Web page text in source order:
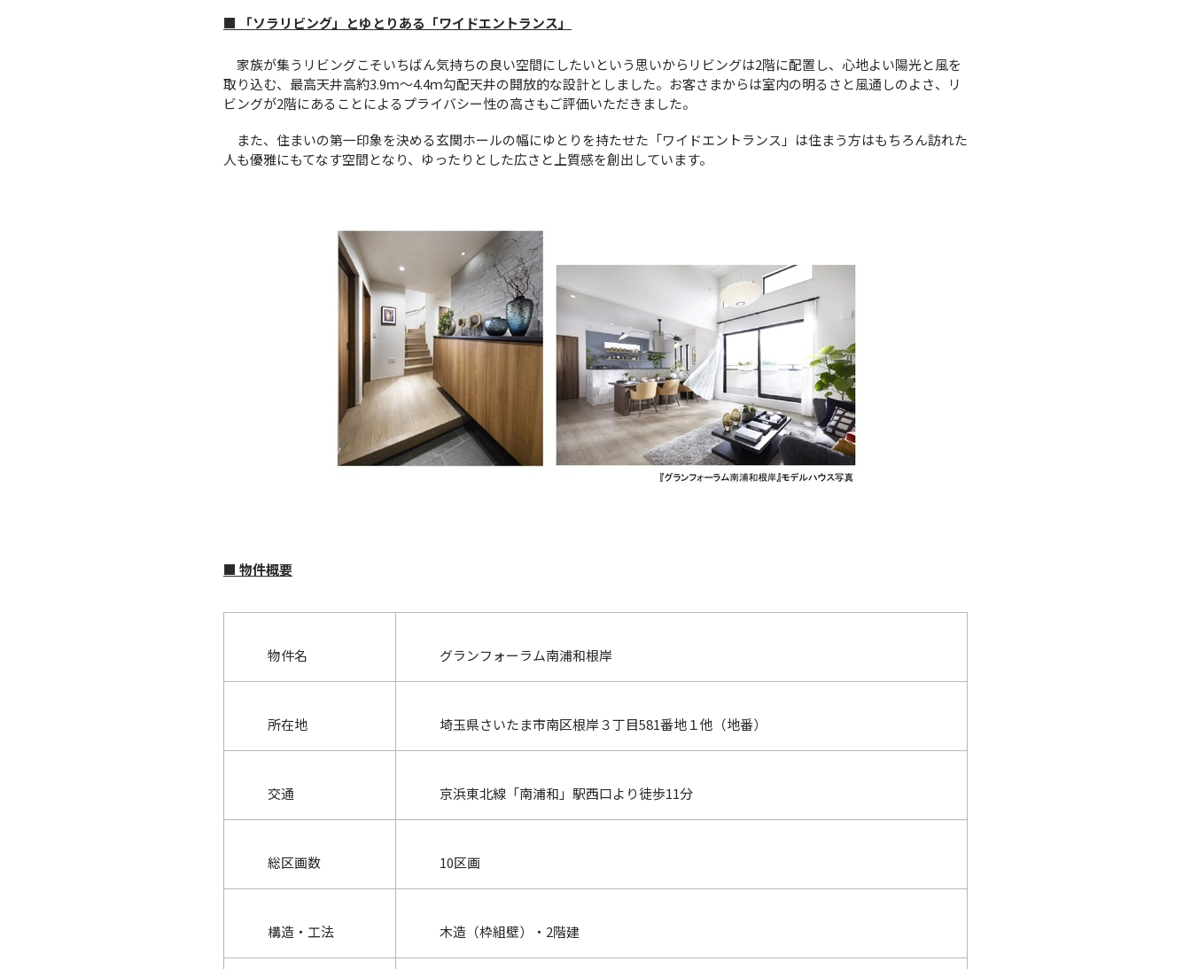
■ 「ソラリビング」とゆとりある「ワイドエントランス」
家族が集うリビングこそいちばん気持ちの良い空間にしたいという思いからリビングは2階に配置し、心地よい陽光と風を
取り込む、最高天井高約3.9ｍ～4.4ｍ勾配天井の開放的な設計としました。お客さまからは室内の明るさと風通しのよさ、リ
ビングが2階にあることによるプライバシー性の高さもご評価いただきました。
また、住まいの第一印象を決める玄関ホールの幅にゆとりを持たせた「ワイドエントランス」は住まう方はもちろん訪れた
人も優雅にもてなす空間となり、ゆったりとした広さと上質感を創出しています。
■ 物件概要
物件名 グランフォーラム南浦和根岸
所在地 埼玉県さいたま市南区根岸３丁目581番地１他（地番）
交通 京浜東北線「南浦和」駅西口より徒歩11分
総区画数 10区画
構造・工法 木造（枠組壁）・2階建